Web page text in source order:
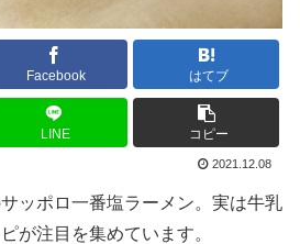
Facebook はてブ
LINE コピー
2021.12.08
ッポロ一番塩ラーメン。実は牛乳
が注目を集めています。